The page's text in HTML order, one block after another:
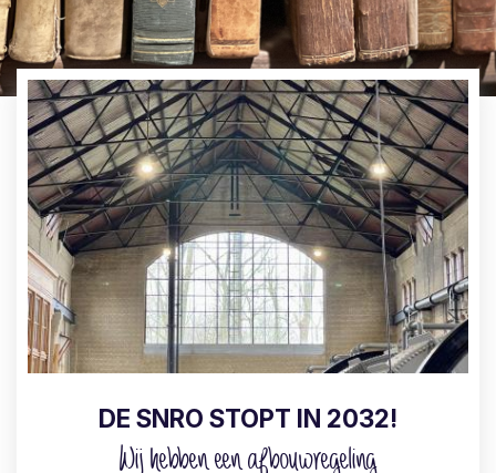
DE SNRO STOPT IN 2032!
Wij hebben een afbouwregeling